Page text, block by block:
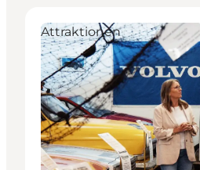
Attraktionen